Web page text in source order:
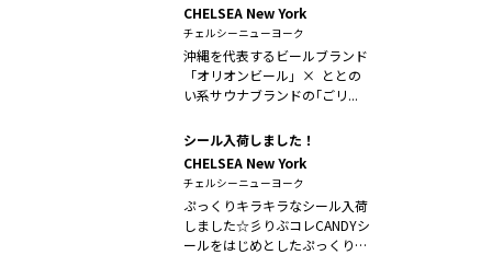
CHELSEA New York
チェルシーニューヨーク
沖縄を代表するビールブランド
「オリオンビール」× ととの
い系サウナブランドの｢ごリ...
シール入荷しました！
CHELSEA New York
チェルシーニューヨーク
ぷっくりキラキラなシール入荷
しました☆彡りぶコレCANDYシ
ールをはじめとしたぷっくりで